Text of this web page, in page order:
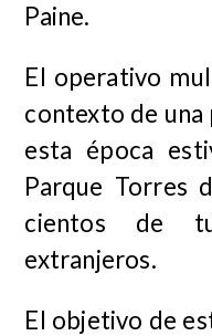
Paine.
El operativo
contexto de una
esta época
Parque Torres
cientos de
extranjeros.
El objetivo de